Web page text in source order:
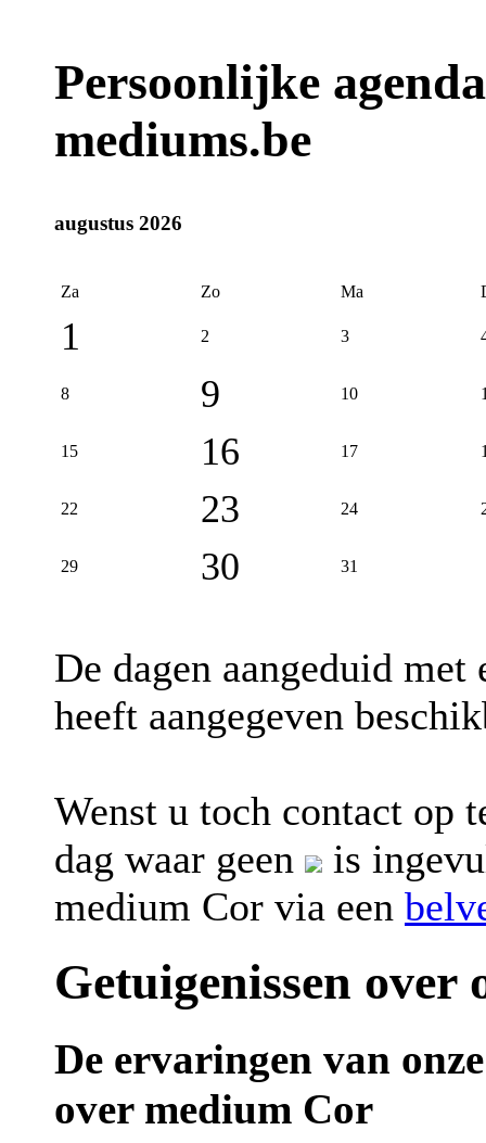
Persoonlijke
mediums.be
augustus 2026
Za Zo Ma
1 2 3
8 9 10
15 16 17
22 23 24
29 30 31
De dagen aangeduid met
heeft aangegeven
Wenst u toch contact op
dag waar geen
is
medium Cor via een
Getuigenissen over
De ervaringen van
over medium Cor